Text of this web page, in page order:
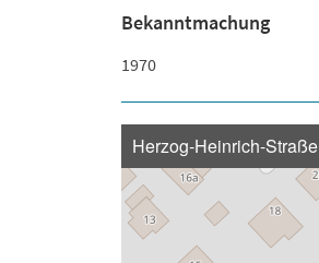
Bekanntmachung
1970
Herzog-Heinrich-Straße